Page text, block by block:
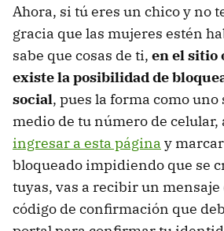
Ahora, si tú eres un chico y no
gracia que las mujeres estén
sabe que cosas de ti, en el sitio
existe la posibilidad de
social, pues la forma como
medio de tu número de celular,
ingresar a esta página y
bloqueado impidiendo que se
tuyas, vas a recibir un mensaje
código de confirmación que